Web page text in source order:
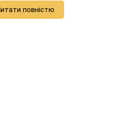
повністю